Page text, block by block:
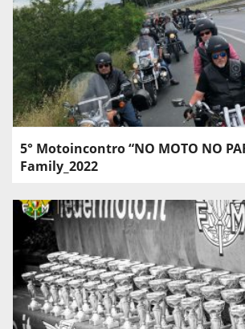
5° Motoincontro “NO MOTO NO
Family_2022